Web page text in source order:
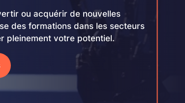
ou acquérir de nouvelles
des formations dans les secteurs
pleinement votre potentiel.